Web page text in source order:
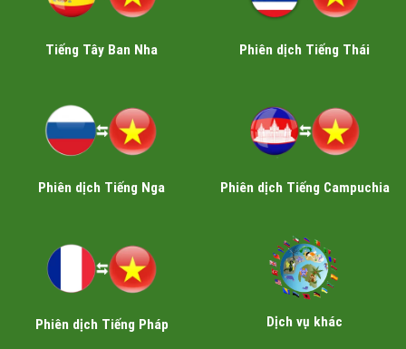
Tiếng Tây Ban Nha Phiên dịch Tiếng Thái
Phiên dịch Tiếng Nga Phiên dịch Tiếng Campuchia
Phiên dịch Tiếng Pháp Dịch vụ khác